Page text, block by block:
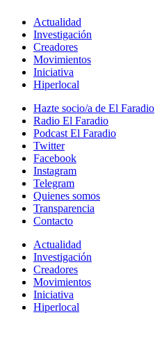
Actualidad
Investigación
Creadores
Movimientos
Iniciativa
Hiperlocal
Hazte socio/a de El Faradio
Radio El Faradio
Podcast El Faradio
Twitter
Facebook
Instagram
Telegram
Quienes somos
Transparencia
Contacto
Actualidad
Investigación
Creadores
Movimientos
Iniciativa
Hiperlocal